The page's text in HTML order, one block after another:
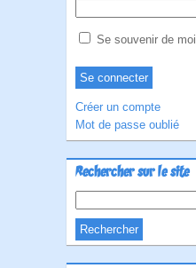
Se souvenir de moi
Créer un compte
Mot de passe oublié
Rechercher sur le site